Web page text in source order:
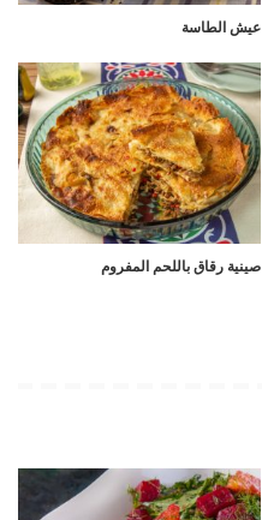
عيش الطاسة
صينية رقاق باللحم المفروم